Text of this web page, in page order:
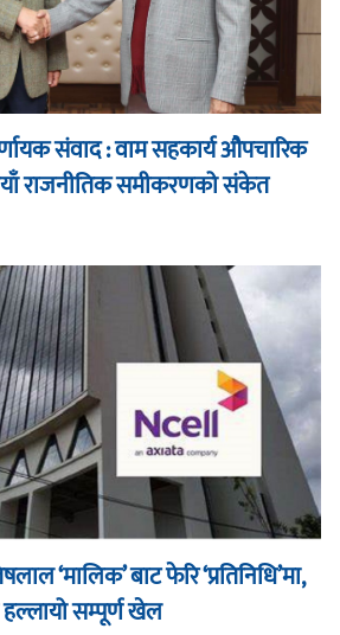
संवाद : वाम सहकार्य औपचारिक
राजनीतिक समीकरणको संकेत
‘मालिक’ बाट फेरि ‘प्रतिनिधि’मा,
सम्पूर्ण खेल